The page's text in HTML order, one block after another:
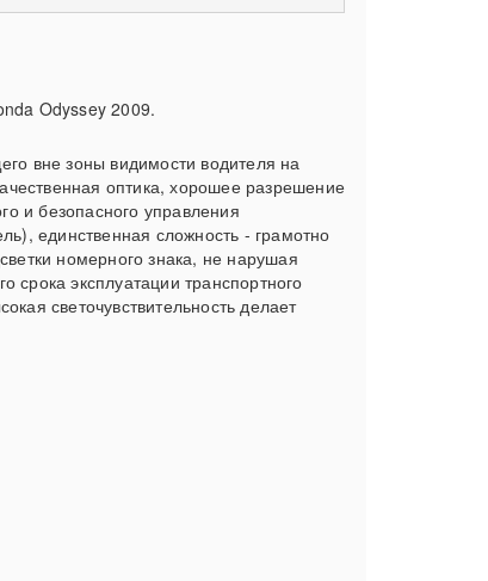
Odyssey 2009.
вне зоны видимости водителя на
оптика, хорошее разрешение
и безопасного управления
единственная сложность - грамотно
номерного знака, не нарушая
эксплуатации транспортного
светочувствительность делает